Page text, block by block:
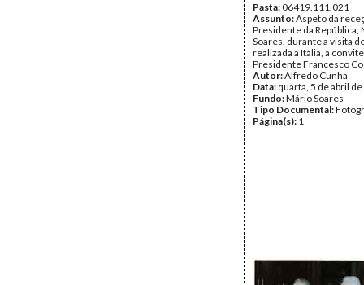
Pasta:06419.111.021
Assunto:Aspeto da
Presidente da República,
Soares, durante a visita
realizada a Itália, a
Presidente Francesco
Autor:Alfredo Cunha
Data: quarta, 5 de abril
Fundo:Mário Soares
Tipo Documental:
Página(s): 1